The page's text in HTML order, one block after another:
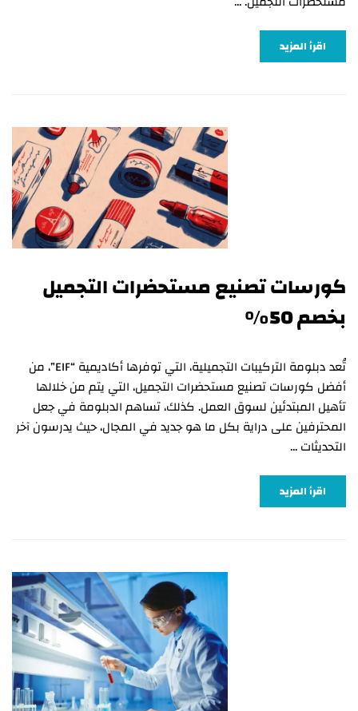
اقرأ المزيد
كورسات تصنيع مستحضرات التجميل
بخصم 50%
تُعد دبلومة التركيبات التجميلية، التي توفرها أكاديمية “EIF”، من
أفضل كورسات تصنيع مستحضرات التجميل، التي يتم من خلالها
تأهيل المبتدئين لسوق العمل. كذلك، تساهم الدبلومة في جعل
المحترفين على دراية بكل ما هو جديد في المجال، حيث يدرسون آخر
التحديثات …
اقرأ المزيد